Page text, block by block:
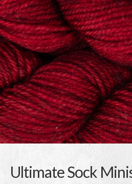
Ultimate Sock